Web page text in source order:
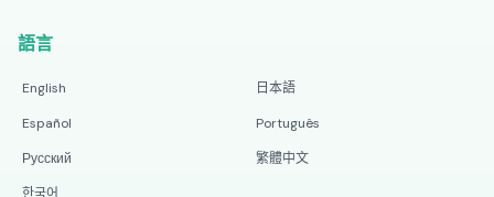
語言
English
日本語
Español
Português
Русский
繁體中文